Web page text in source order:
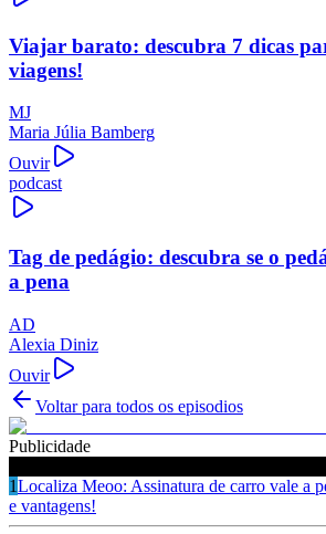
Viajar barato: descubra 7 dicas
viagens!
MJ
Maria Júlia Bamberg
Ouvir
podcast
Tag de pedágio: descubra se o
a pena
AD
Alexia Diniz
Ouvir
Voltar para todos os episodios
Publicidade
1Localiza Meoo: Assinatura de carro vale a
e vantagens!